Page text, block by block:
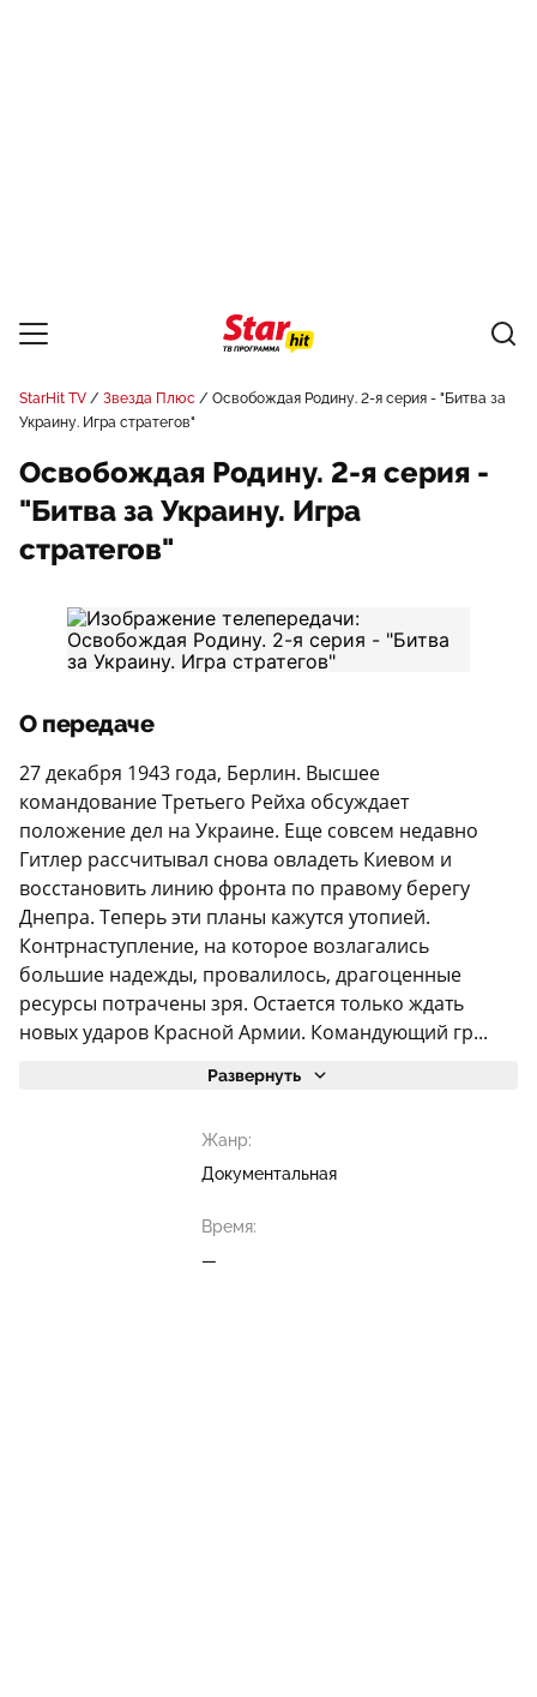
StarHit TV Звезда Плюс
Освобождая Родину. 2-я серия - "Битва за
Украину. Игра стратегов"
Освобождая Родину. 2-я серия -
"Битва за Украину. Игра
стратегов"
О передаче
27 декабря 1943 года, Берлин. Высшее
командование Третьего Рейха обсуждает
положение дел на Украине. Еще совсем недавно
Гитлер рассчитывал снова овладеть Киевом и
восстановить линию фронта по правому берегу
Днепра. Теперь эти планы кажутся утопией.
Контрнаступление, на которое возлагались
большие надежды, провалилось, драгоценные
ресурсы потрачены зря. Остается только ждать
новых ударов Красной Армии. Командующий гр...
Развернуть
Жанр:
Документальная
Время:
—